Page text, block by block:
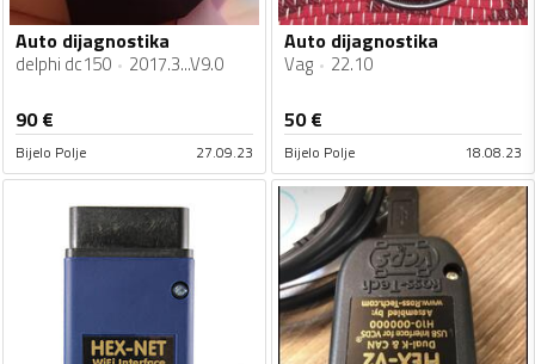
Auto dijagnostika
delphi dc150 2017.3...V9.0
90€
Bijelo Polje 27.09.23
Auto dijagnostika
Vag 22.10
50€
Bijelo Polje 18.08.23